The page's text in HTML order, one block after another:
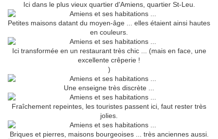
Ici dans le plus vieux quartier d'Amiens, quartier St-Leu.
Petites maisons datant du moyen-âge ... elles étaient ainsi hautes
en couleurs.
Ici transformée en un restaurant très chic ... (mais en face, une
excellente crêperie !
)
Une enseigne très discrète ...
Fraîchement repeintes, les touristes passent ici, faut rester très
jolies.
Briques et pierres, maisons bourgeoises ... très anciennes aussi.